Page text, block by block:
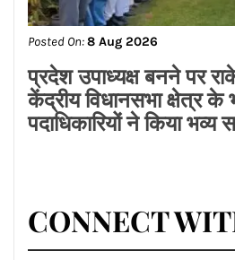
भव्य तीज महोत्सव*